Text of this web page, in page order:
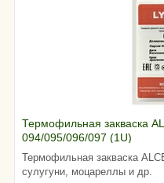
Термофильная закваска
094/095/096/097 (1U)
Термофильная закваска
сулугуни, моцареллы и др.